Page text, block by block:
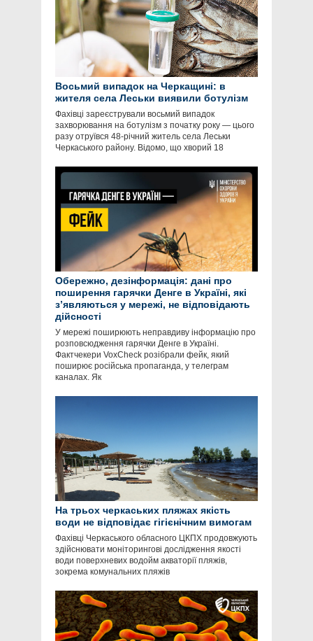
Восьмий випадок на Черкащині: в
жителя села Леськи виявили ботулізм
Фахівці зареєстрували восьмий випадок
захворювання на ботулізм з початку року — цього
разу отруївся 48-річний житель села Леськи
Черкаського району. Відомо, що хворий 18
Обережно, дезінформація: дані про
поширення гарячки Денге в Україні, які
зʼявляються у мережі, не відповідають
дійсності
У мережі поширюють неправдиву інформацію про
розповсюдження гарячки Денге в Україні.
Фактчекери VoxCheck розібрали фейк, який
поширює російська пропаганда, у телеграм
каналах. Як
На трьох черкаських пляжах якість
води не відповідає гігієнічним вимогам
Фахівці Черкаського обласного ЦКПХ продовжують
здійснювати моніторингові дослідження якості
води поверхневих водойм акваторії пляжів,
зокрема комунальних пляжів